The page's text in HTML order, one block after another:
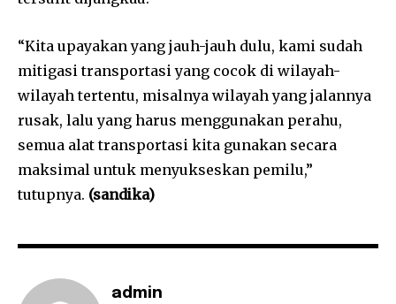
“Kita upayakan yang jauh-jauh dulu, kami sudah
mitigasi transportasi yang cocok di wilayah-
wilayah tertentu, misalnya wilayah yang jalannya
rusak, lalu yang harus menggunakan perahu,
semua alat transportasi kita gunakan secara
maksimal untuk menyukseskan pemilu,”
tutupnya. (sandika)
admin